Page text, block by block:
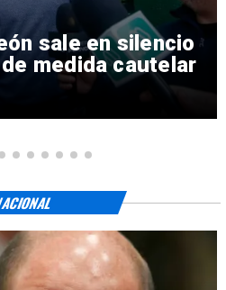
sale en silencio
medida cautelar